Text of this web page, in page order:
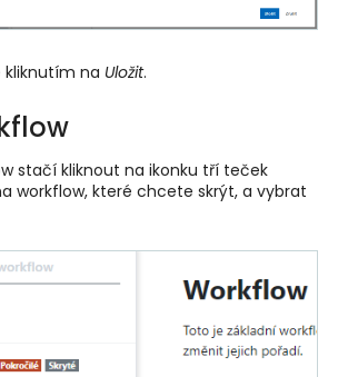
na Uložit.
stačí kliknout na ikonku tří teček
workflow, které chcete skrýt, a vybrat